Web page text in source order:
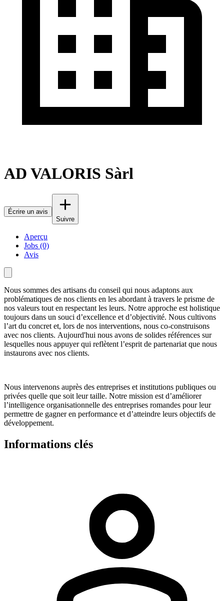
AD VALORIS Sàrl
Écrire un avis
Suivre
Aperçu
Jobs (0)
Avis
Nous sommes des artisans du conseil qui nous adaptons aux
problématiques de nos clients en les abordant à travers le prisme de
nos valeurs tout en respectant les leurs. Notre approche est holistique
toujours dans un souci d’excellence et d’objectivité. Nous cultivons
l’art du concret et, lors de nos interventions, nous co-construisons
avec nos clients. Aujourd'hui nous avons de solides références sur
lesquelles nous appuyer qui reflètent l’esprit de partenariat que nous
instaurons avec nos clients.
Nous intervenons auprès des entreprises et institutions publiques ou
privées quelle que soit leur taille. Notre mission est d’améliorer
l’intelligence organisationnelle des entreprises romandes pour leur
permettre de gagner en performance et d’atteindre leurs objectifs de
développement.
Informations clés